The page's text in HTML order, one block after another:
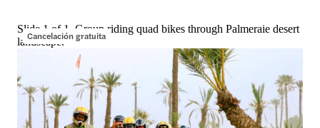
Cancelación gratuita
Slide 1 of 1, Group riding quad bikes through Palmeraie desert
landscape.